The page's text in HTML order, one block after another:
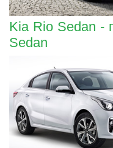
Kia Rio Sedan -
Sedan